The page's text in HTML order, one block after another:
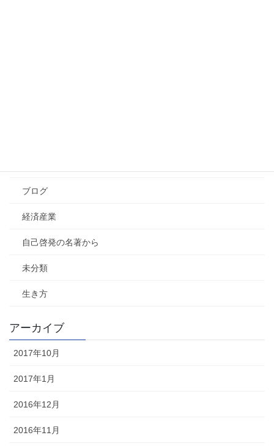
ブログ
経済産業
自己啓発の名著から
未分類
生き方
アーカイブ
2017年10月
2017年1月
2016年12月
2016年11月